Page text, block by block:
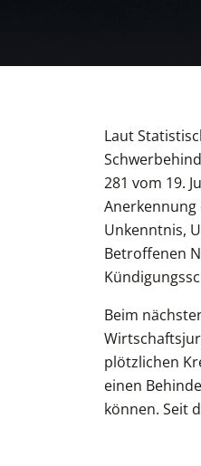
Laut
281 vom 19.
Anerkennung
Unkenntnis,
Betroffenen
Beim
plötzlichen
einen
können. Seit